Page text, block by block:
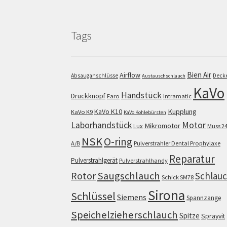
Tags
Absauganschlüsse Airflow Austauschschlauch Bien Air
Druckknopf Faro Handstück Intramatic KaVo
KaVo K9 KaVo K10 KaVo Kohlebürsten Kupplung
Laborhandstück Lux Mikromotor Motor Muss
A/B NSKO-ring Pulverstrahler Dental Prophylaxe
Pulverstrahlgerät Pulverstrahlhandy Reparatur
RotorSaugschlauch Schick SM78
Schlüssel Siemens Sirona Spannzange
Speichelzieherschlauch Spitze Sprayvit